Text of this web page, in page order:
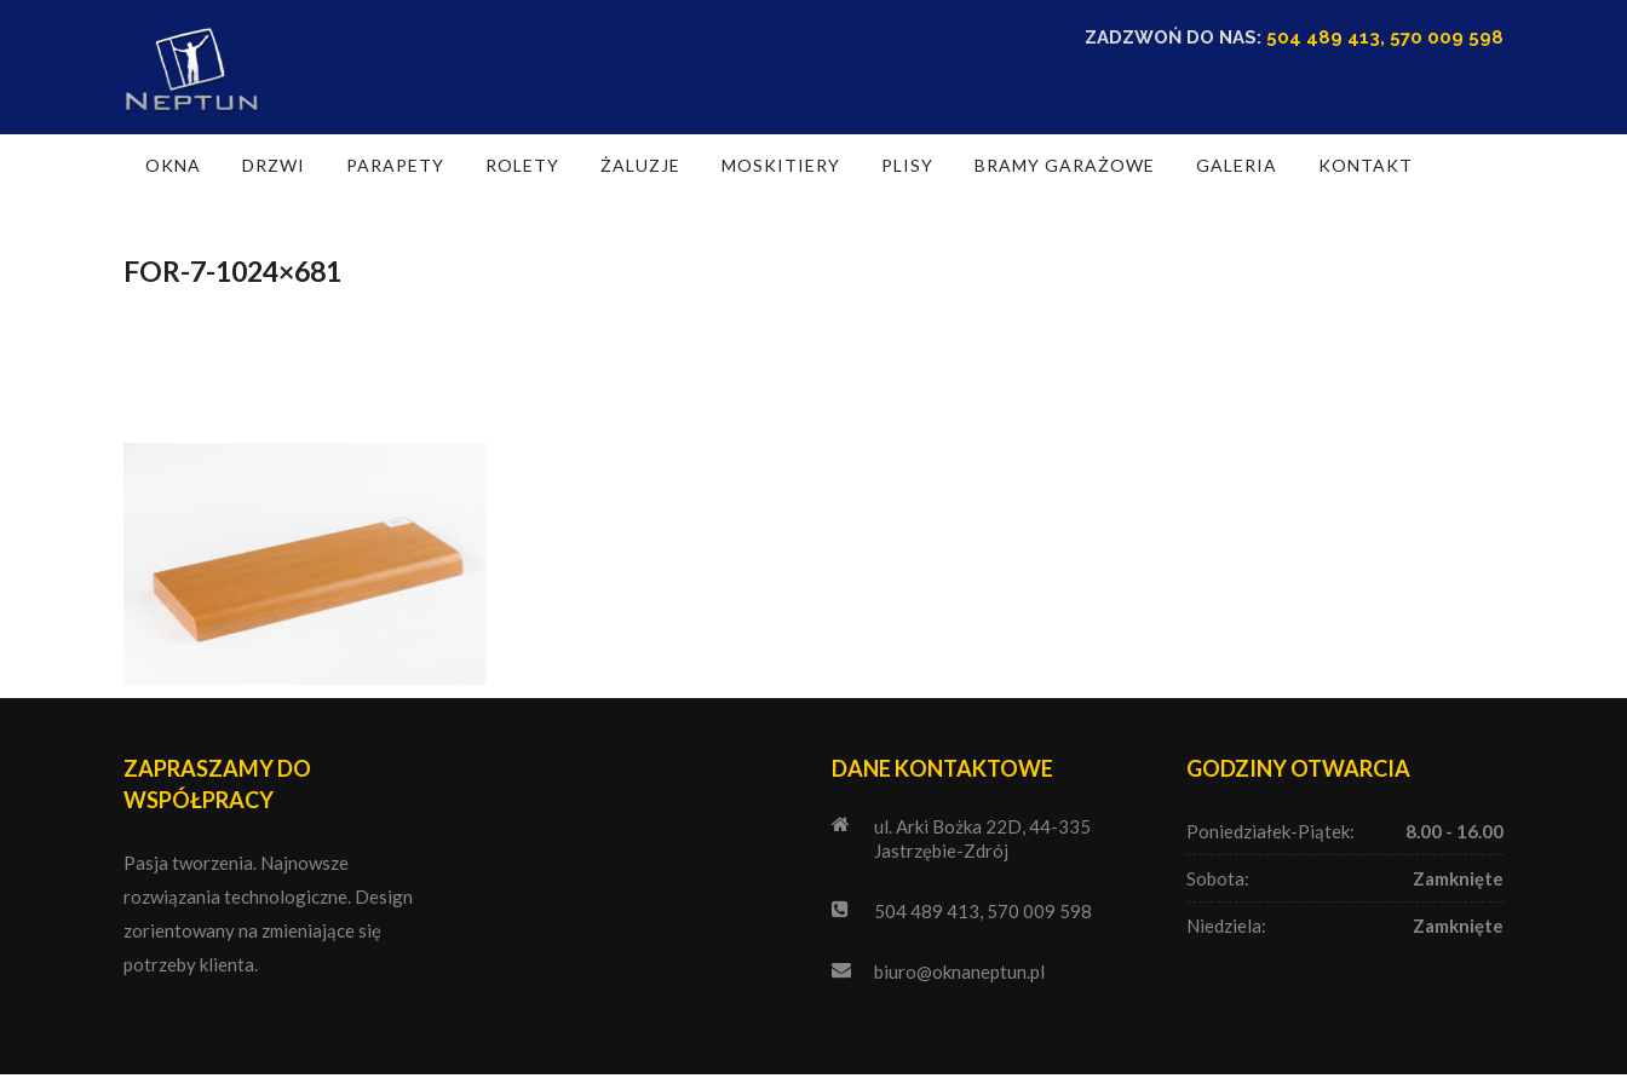
ZADZWOŃ DO NAS: 504 489 413, 570 009 598
OKNA DRZWI PARAPETY ROLETY ŻALUZJE MOSKITIERY PLISY BRAMY GARAŻOWE GALERIA KONTAKT
FOR-7-1024×681
ZAPRASZAMY DO
WSPÓŁPRACY
Pasja tworzenia. Najnowsze
rozwiązania technologiczne. Design
zorientowany na zmieniające się
potrzeby klienta.
DANE KONTAKTOWE
ul. Arki Bożka 22D, 44-335
Jastrzębie-Zdrój
504 489 413, 570 009 598
biuro@oknaneptun.pl
GODZINY OTWARCIA
Poniedziałek-Piątek: 8.00 - 16.00
Sobota: Zamknięte
Niedziela: Zamknięte